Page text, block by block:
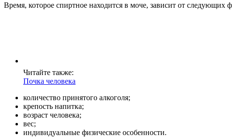
Время, которое спиртное находится в моче, зависит от следующих
Читайте также:
Почка человека
количество принятого алкоголя;
крепость напитка;
возраст человека;
вес;
индивидуальные физические особенности.